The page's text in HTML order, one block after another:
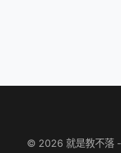
© 2026 就是教不落 -